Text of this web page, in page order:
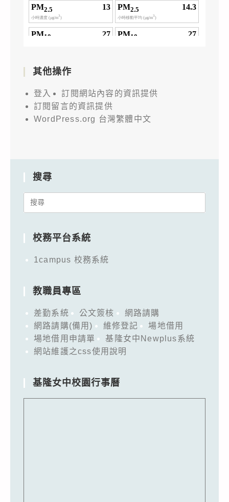
其他操作
登入
訂閱網站內容的資訊提供
訂閱留言的資訊提供
WordPress.org 台灣繁體中文
搜尋
Search
校務平台系統
1campus 校務系統
教職員專區
差勤系統 公文簽核
網路請購
網路請購(備用)
維修登記
場地借用
場地借用申請單
基隆女中Newplus系統
網站維護之css使用說明
基隆女中校園行事曆